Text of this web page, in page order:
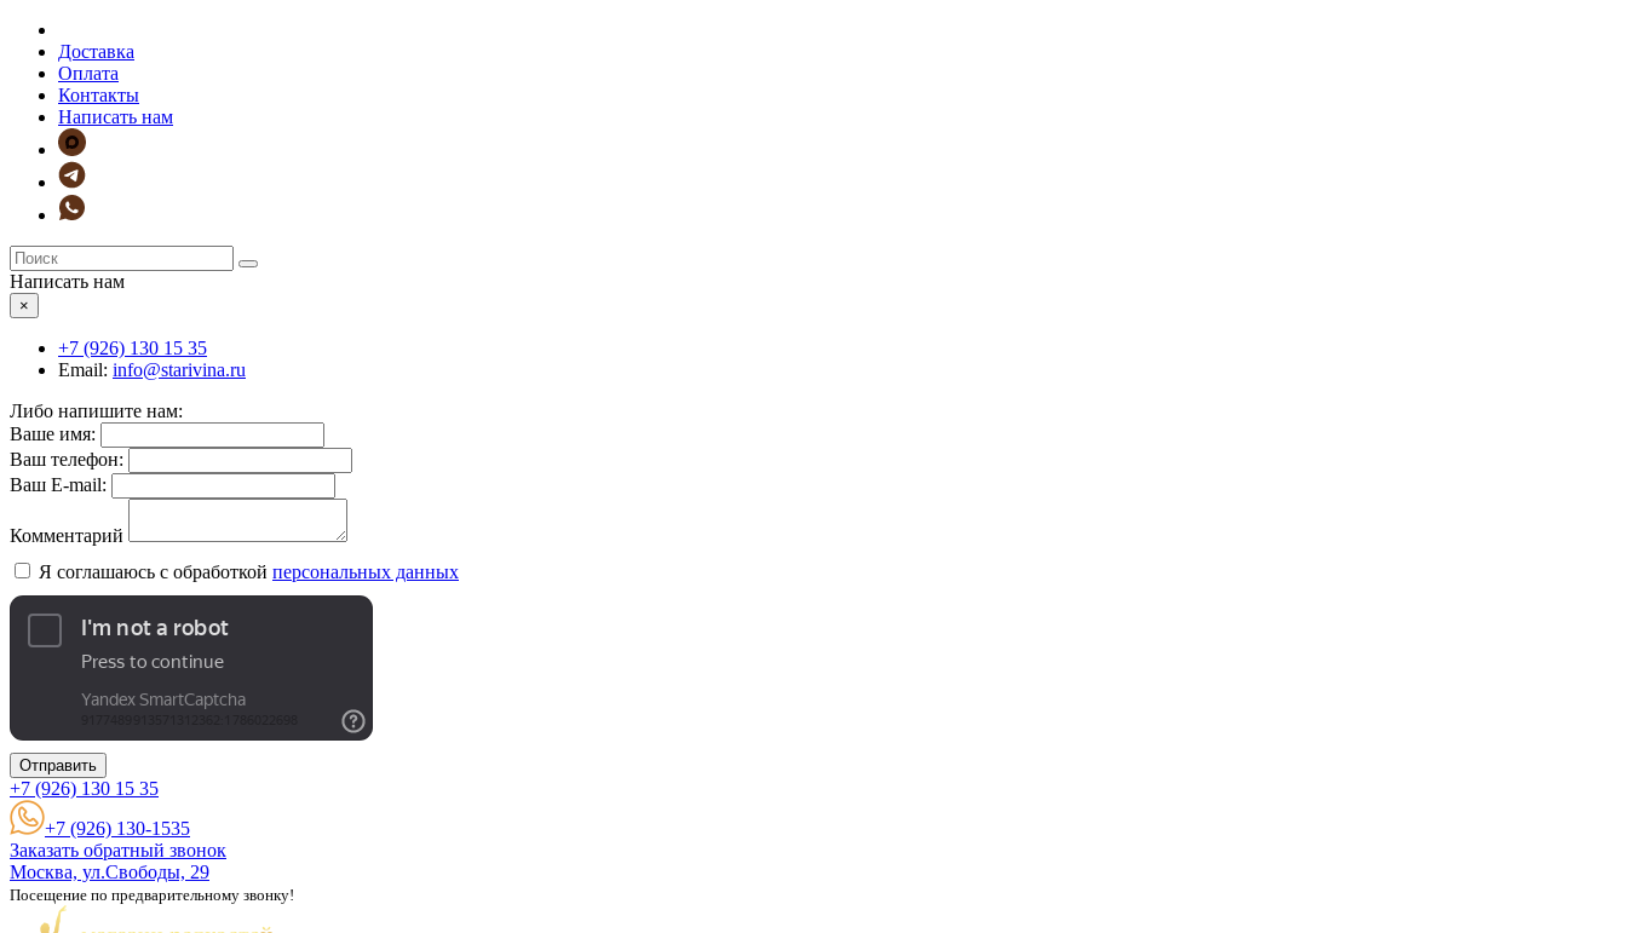
Доставка
Оплата
Контакты
Написать нам
Написать нам
×
+7 (926) 130 15 35
Email: info@starivina.ru
Либо напишите нам:
Ваше имя:
Ваш телефон:
Ваш E-mail:
Комментарий
Я соглашаюсь с обработкой персональных данных
Отправить
+7 (926) 130 15 35
+7 (926) 130-1535
Заказать обратный звонок
Москва, ул.Свободы, 29
Посещение по предварительному звонку!